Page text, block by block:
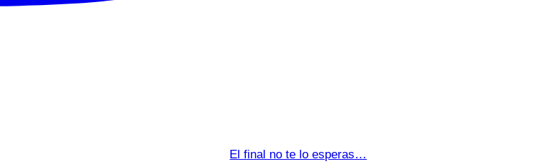
El final no te lo esperas…